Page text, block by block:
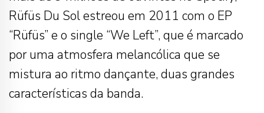
Rüfüs Du Sol estreou em 2011 com o EP
“Rüfüs” e o single “We Left”, que é marcado
por uma atmosfera melancólica que se
mistura ao ritmo dançante, duas grandes
características da banda.